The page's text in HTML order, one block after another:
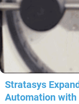
Stratasys
Automation with